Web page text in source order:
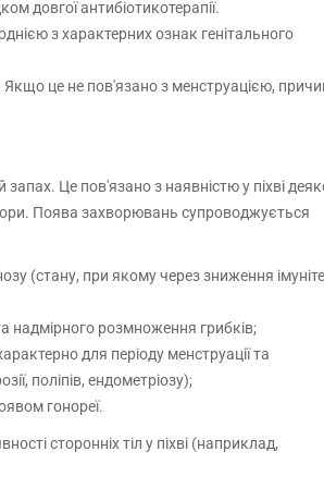
довгої антибіотикотерапії.
з характерних ознак генітального
це не пов'язано з менструацією,
Це пов'язано з наявністю у піхві
Поява захворювань супроводжується
(стану, при якому через зниження
надмірного розмноження грибків;
для періоду менструації та
поліпів, ендометріозу);
гонореї.
сторонніх тіл у піхві (наприклад,